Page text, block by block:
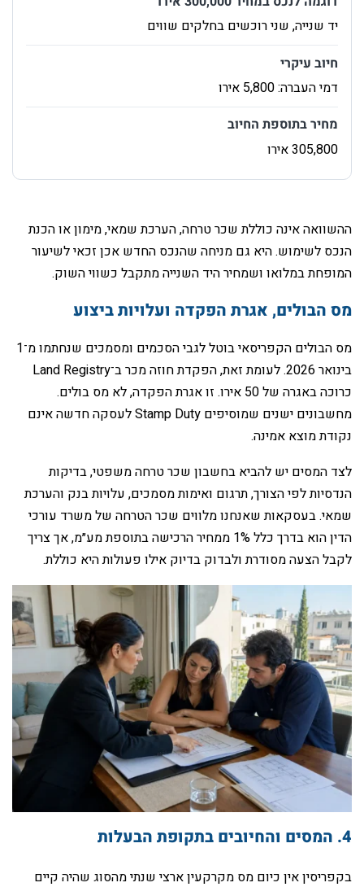
‏יד שנייה, שני רוכשים בחלקים שווים
‏דמי העברה: 5,800 אירו
‏ההשוואה אינה כוללת שכר טרחה, הערכת שמאי, מימון או הכנת
הנכס לשימוש. היא גם מניחה שהנכס החדש אכן זכאי לשיעור
המופחת במלואו ושמחיר היד השנייה מתקבל כשווי השוק.
‏מס הבולים, אגרת הפקדה ועלויות ביצוע
‏מס הבולים הקפריסאי בוטל לגבי הסכמים ומסמכים שנחתמו מ־1
בינואר 2026. לעומת זאת, הפקדת חוזה מכר ב־Land Registry
כרוכה באגרה של 50 אירו. זו אגרת הפקדה, לא מס בולים.
מחשבונים ישנים שמוסיפים Stamp Duty לעסקה חדשה אינם
נקודת מוצא אמינה.
‏לצד המסים יש להביא בחשבון שכר טרחה משפטי, בדיקות
הנדסיות לפי הצורך, תרגום ואימות מסמכים, עלויות בנק והערכת
שמאי. בעסקאות שאנחנו מלווים שכר הטרחה של משרד עורכי
הדין הוא בדרך כלל 1% ממחיר הרכישה בתוספת מע״מ, אך צריך
לקבל הצעה מסודרת ולבדוק בדיוק אילו פעולות היא כוללת.
‏בקפריסין אין כיום מס מקרקעין ארצי שנתי מהסוג שהיה קיים